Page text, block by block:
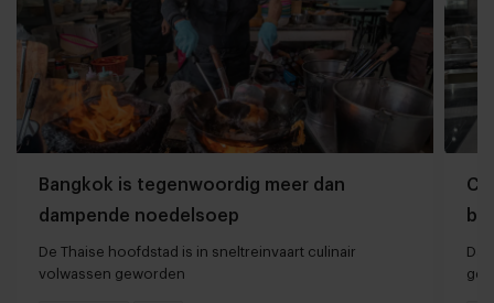
Bangkok is tegenwoordig meer dan
dampende noedelsoep
De Thaise hoofdstad is in sneltreinvaart culinair
volwassen geworden